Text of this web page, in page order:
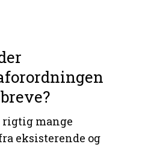
mange
eksisterende og